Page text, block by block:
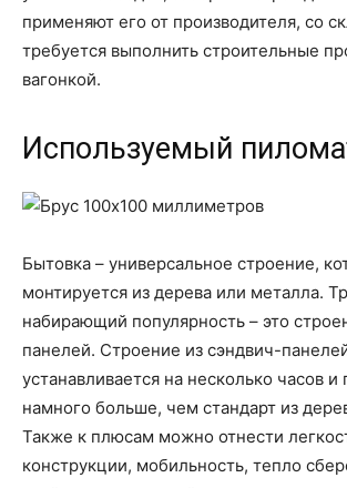
применяют его от производителя, со
требуется выполнить строительные
вагонкой.
Используемый
Бытовка – универсальное строение,
монтируется из дерева или металла.
набирающий популярность – это
панелей. Строение из сэндвич-
устанавливается на несколько часов
намного больше, чем стандарт из
Также к плюсам можно отнести
конструкции, мобильность, тепло